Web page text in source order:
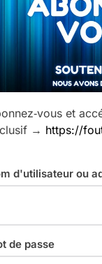
et
→ https://
d'utilisateur ou
de passe